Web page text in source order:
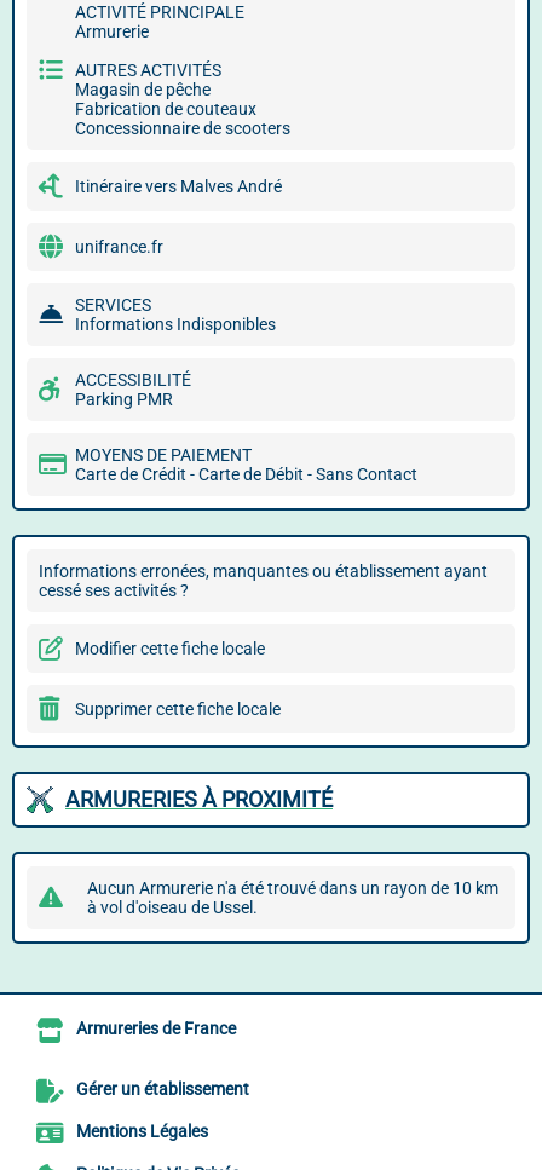
ACTIVITÉ PRINCIPALE
Armurerie
AUTRES ACTIVITÉS
Magasin de pêche
Fabrication de couteaux
Concessionnaire de scooters
Itinéraire vers Malves André
unifrance.fr
SERVICES
Informations Indisponibles
ACCESSIBILITÉ
Parking PMR
MOYENS DE PAIEMENT
Carte de Crédit - Carte de Débit - Sans Contact
Informations erronées, manquantes ou établissement ayant
cessé ses activités ?
Modifier cette fiche locale
Supprimer cette fiche locale
ARMURERIES À PROXIMITÉ
Aucun Armurerie n'a été trouvé dans un rayon de 10 km
à vol d'oiseau de Ussel.
Armureries de France
Gérer un établissement
Mentions Légales